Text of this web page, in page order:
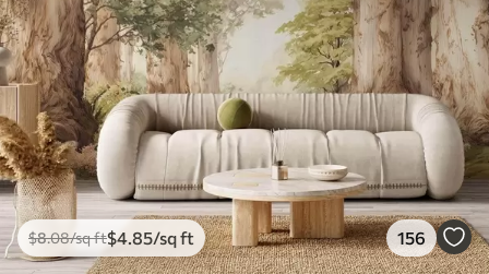
$8.08/sq ft$4 .85/sq ft 156